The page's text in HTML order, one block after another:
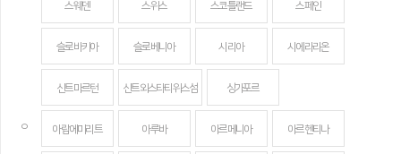
스웨덴 스위스 스코틀랜드 스페인
슬로바키아 슬로베니아 시리아 시에라리온
신트마르턴 신트외스타티위스섬 싱가포르
ㅇ 아랍에미리트 아루바 아르메니아 아르헨티나